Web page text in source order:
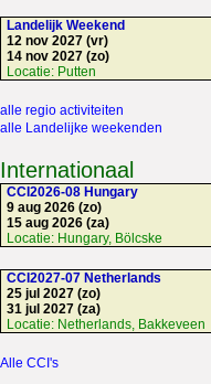
Landelijk Weekend
12 nov 2027 (vr)
14 nov 2027 (zo)
Locatie: Putten
alle regio activiteiten
alle Landelijke weekenden
Internationaal
CCI2026-08 Hungary
9 aug 2026 (zo)
15 aug 2026 (za)
Locatie: Hungary, Bölcske
CCI2027-07 Netherlands
25 jul 2027 (zo)
31 jul 2027 (za)
Locatie: Netherlands, Bakkeveen
Alle CCI's